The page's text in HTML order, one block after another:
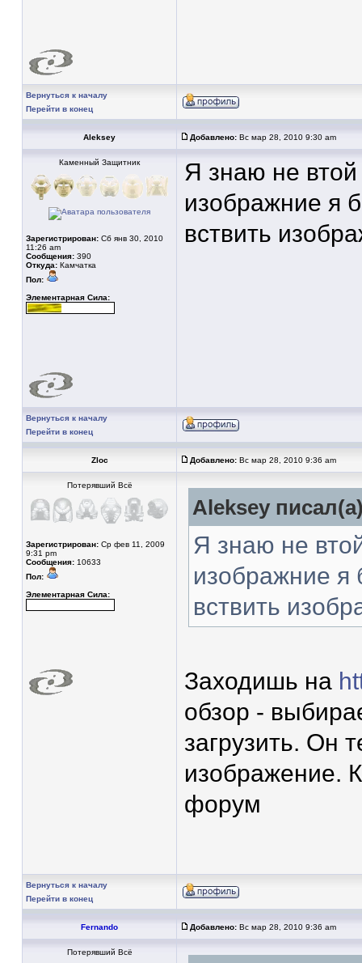
Вернуться к началу
Перейти в конец
Aleksey Добавлено: Вс мар 28, 2010 9:30 am
Каменный Защитник
Зарегистрирован: Сб янв 30, 2010
11:26 am
Сообщения: 390
Откуда: Камчатка
Пол:
Элементарная Сила:
Я знаю не
изображние я
вствить
Вернуться к началу
Перейти в конец
Zloc Добавлено: Вс мар 28, 2010 9:36 am
Потерявший Всё
Зарегистрирован: Ср фев 11, 2009
9:31 pm
Сообщения: 10633
Пол:
Элементарная Сила:
Aleksey
Я знаю не
изображние
вствить
Заходишь на
обзор -
загрузить. Он
изображение.
форум
Вернуться к началу
Перейти в конец
Fernando Добавлено: Вс мар 28, 2010 9:36 am
Потерявший Всё